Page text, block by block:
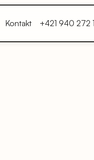
Kontakt +421 940 272